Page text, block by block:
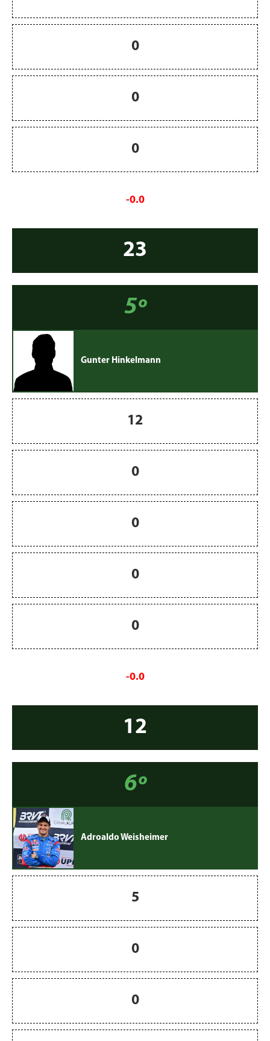
0
0
0
-0.0
23
5º
Gunter Hinkelmann
12
0
0
0
0
-0.0
12
6º
Adroaldo Weisheimer
5
0
0